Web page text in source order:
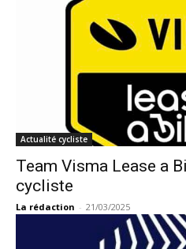
Actualité cycliste
Team Visma Lease a
cycliste
La rédaction - 21/03/2025